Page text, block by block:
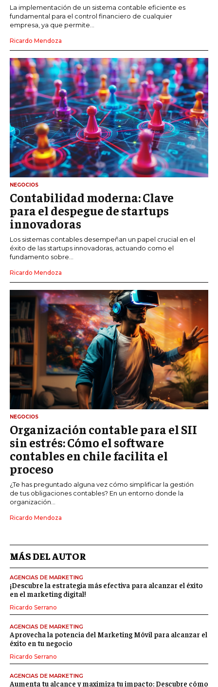
La implementación de un sistema contable eficiente es
fundamental para el control financiero de cualquier
empresa, ya que permite...
Ricardo Mendoza
NEGOCIOS
Contabilidad moderna: Clave
para el despegue de startups
innovadoras
Los sistemas contables desempeñan un papel crucial en el
éxito de las startups innovadoras, actuando como el
fundamento sobre...
Ricardo Mendoza
NEGOCIOS
Organización contable para el SII
sin estrés: Cómo el software
contables en chile facilita el
proceso
¿Te has preguntado alguna vez cómo simplificar la gestión
de tus obligaciones contables? En un entorno donde la
organización...
Ricardo Mendoza
MÁS DEL AUTOR
AGENCIAS DE MARKETING
¡Descubre la estrategia más efectiva para alcanzar el éxito
en el marketing digital!
Ricardo Serrano
AGENCIAS DE MARKETING
Aprovecha la potencia del Marketing Móvil para alcanzar el
éxito en tu negocio
Ricardo Serrano
AGENCIAS DE MARKETING
Aumenta tu alcance y maximiza tu impacto: Descubre cómo